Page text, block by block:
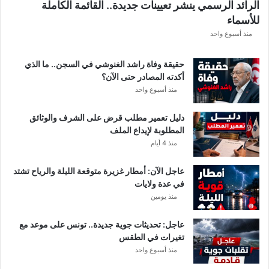
الرائد الرسمي ينشر تعيينات جديدة.. القائمة الكاملة
للأسماء
منذ أسبوع واحد
حقيقة وفاة راشد الغنوشي في السجن.. ما الذي
أكدته المصادر حتى الآن؟
منذ أسبوع واحد
دليل تعمير مطلب قرض على الشرف والوثائق
المطلوبة لإيداع الملف
منذ 4 أيام
عاجل الآن: أمطار غزيرة متوقعة الليلة والرياح تشتد
في عدة ولايات
منذ يومين
عاجل: تحديثات جوية جديدة.. تونس على موعد مع
تغيرات في الطقس
منذ أسبوع واحد